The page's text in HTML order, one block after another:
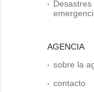
Desastres
AGENCIA
sobre la
contacto